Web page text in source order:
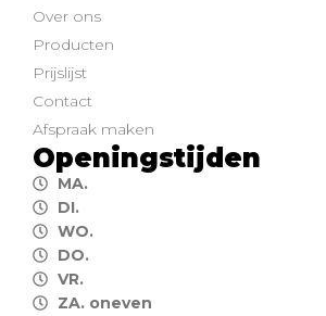
Over ons
Producten
Prijslijst
Contact
Afspraak maken
Openingstijden
MA.
DI.
WO.
DO.
VR.
ZA. oneven